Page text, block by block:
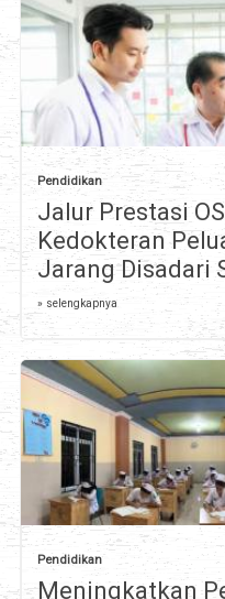
Pendidikan
Jalur Prestasi
Kedokteran
Jarang Disadari
» selengkapnya
Pendidikan
Meningkatkan